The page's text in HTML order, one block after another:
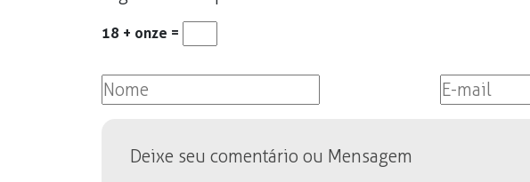
18 + onze =